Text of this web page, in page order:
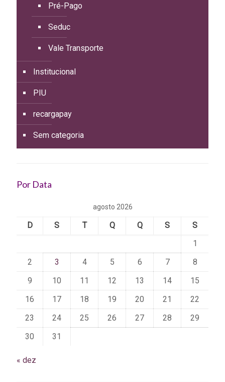
Pré-Pago
Seduc
Vale Transporte
Institucional
PIU
recargapay
Sem categoria
Por Data
agosto 2026
D S T Q Q S
S
1
2
3 4 5 6 7
8
9
10 11 12 13 14
15
16
17 18 19 20 21
22
23
24 25 26 27 28
29
30
31
« dez